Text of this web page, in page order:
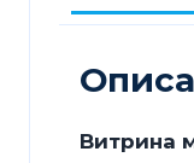
(газлифт,
Темный
Витрина